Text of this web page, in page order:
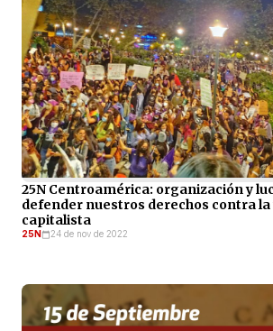
25N Centroamérica: organización y
defender nuestros derechos contra
capitalista
25N 24 de nov de 2022